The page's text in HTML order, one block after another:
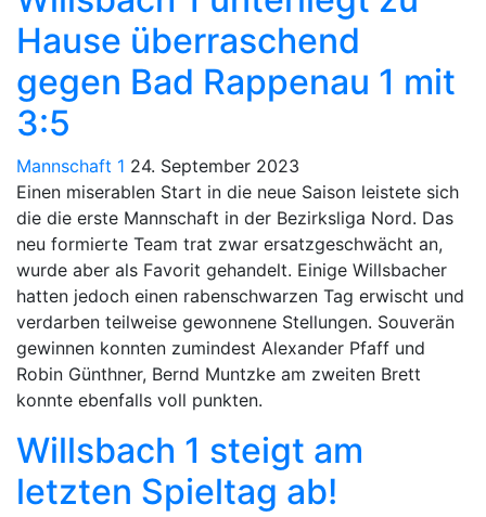
Hause überraschend
gegen Bad Rappenau 1 mit
3:5
Mannschaft 1 24. September 2023
Einen miserablen Start in die neue Saison leistete sich
die die erste Mannschaft in der Bezirksliga Nord. Das
neu formierte Team trat zwar ersatzgeschwächt an,
wurde aber als Favorit gehandelt. Einige Willsbacher
hatten jedoch einen rabenschwarzen Tag erwischt und
verdarben teilweise gewonnene Stellungen. Souverän
gewinnen konnten zumindest Alexander Pfaff und
Robin Günthner, Bernd Muntzke am zweiten Brett
konnte ebenfalls voll punkten.
Willsbach 1 steigt am
letzten Spieltag ab!